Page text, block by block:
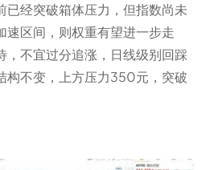
已经突破箱体压力，但指数尚未
速区间，则权重有望进一步走
，不宜过分追涨，日线级别回踩
构不变，上方压力350元，突破